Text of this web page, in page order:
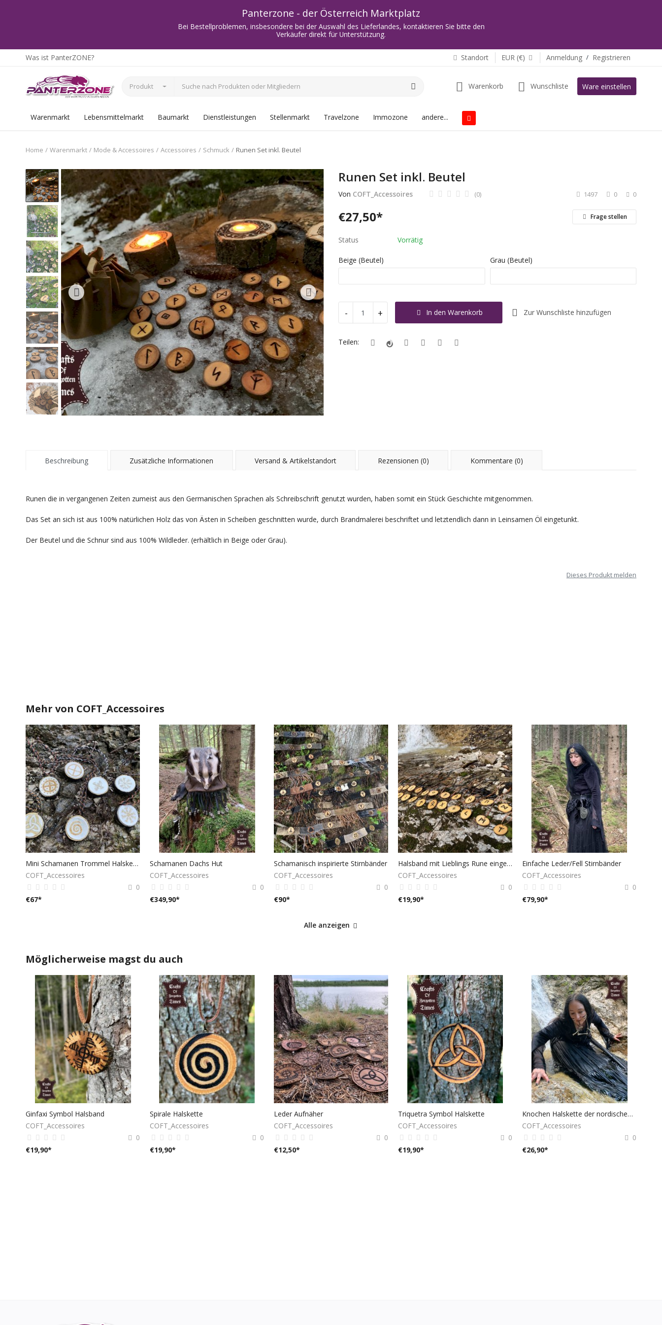
Panterzone - der Österreich Marktplatz
Bei Bestellproblemen, insbesondere bei der Auswahl des Lieferlandes, kontaktieren Sie bitte den
Verkäufer direkt für Unterstützung.
Was ist PanterZONE? Standort EUR (€) Anmeldung / Registrieren
Produkt Warenkorb Wunschliste Ware einstellen
Warenmarkt Lebensmittelmarkt Baumarkt Dienstleistungen Stellenmarkt Travelzone Immozone andere...
Home Warenmarkt Mode & Accessoires Accessoires Schmuck Runen Set inkl. Beutel
Runen Set inkl. Beutel
Von COFT_Accessoires 0
(0) 0
1497
€27,50* Frage stellen
Status Vorrätig
Beige (Beutel) Grau (Beutel)
- + In den Warenkorb Zur Wunschliste hinzufügen
Teilen:
Beschreibung Zusätzliche Informationen Versand & Artikelstandort Rezensionen (0) Kommentare (0)
Runen die in vergangenen Zeiten zumeist aus den Germanischen Sprachen als Schreibschrift genutzt wurden, haben somit ein Stück Geschichte mitgenommen.
Das Set an sich ist aus 100% natürlichen Holz das von Ästen in Scheiben geschnitten wurde, durch Brandmalerei beschriftet und letztendlich dann in Leinsamen Öl eingetunkt.
Der Beutel und die Schnur sind aus 100% Wildleder. (erhältlich in Beige oder Grau).
Dieses Produkt melden
Mehr von COFT_Accessoires
Mini Schamanen Trommel Halskette
COFT_Accessoires
0
€67*
Schamanen Dachs Hut
COFT_Accessoires
0
€349,90*
Schamanisch inspirierte Stirnbänder
COFT_Accessoires
0
€90*
Halsband mit Lieblings Rune eingebrannt
COFT_Accessoires
0
€19,90*
Einfache Leder/Fell Stirnbänder
COFT_Accessoires
0
€79,90*
Alle anzeigen
Möglicherweise magst du auch
Ginfaxi Symbol Halsband
COFT_Accessoires
0
€19,90*
Spirale Halskette
COFT_Accessoires
0
€19,90*
Leder Aufnäher
COFT_Accessoires
0
€12,50*
Triquetra Symbol Halskette
COFT_Accessoires
0
€19,90*
Knochen Halskette der nordischen Hexen
COFT_Accessoires
0
€26,90*